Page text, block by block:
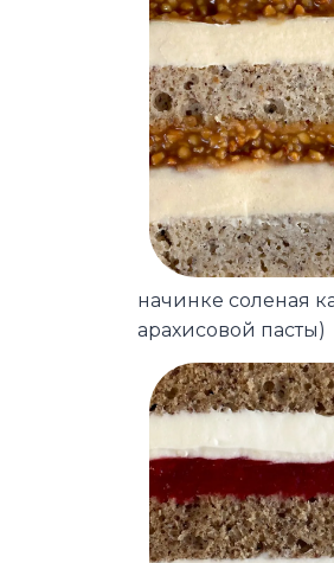
начинке соленая
арахисовой пасты)